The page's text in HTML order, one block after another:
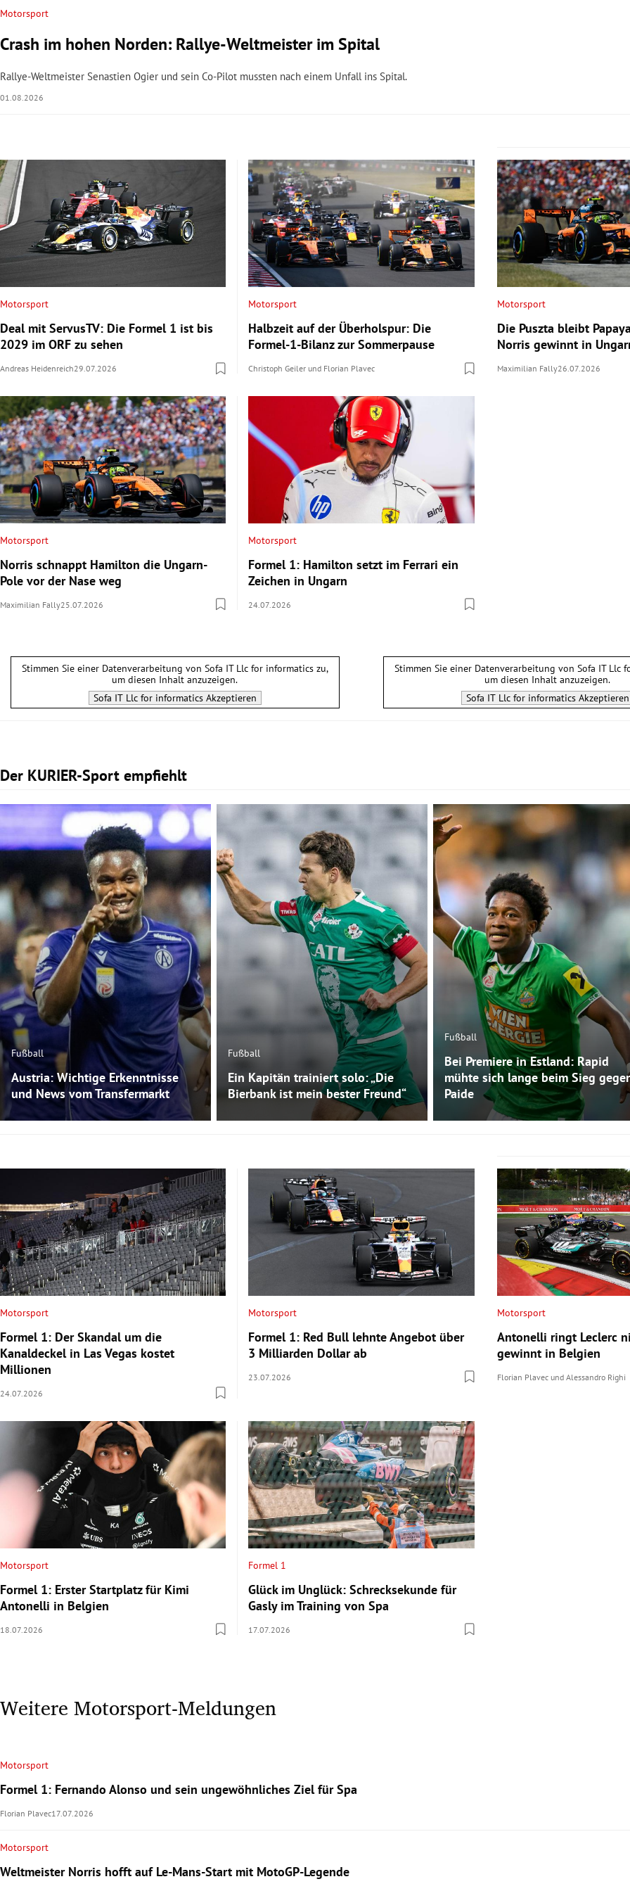
Motorsport
Crash im hohen Norden: Rallye-Weltmeister im Spital
Rallye-Weltmeister Senastien Ogier und sein Co-Pilot mussten nach einem Unfall ins Spital.
01.08.2026
Motorsport
Deal mit ServusTV: Die Formel 1 ist bis
2029 im ORF zu sehen
Andreas Heidenreich29.07.2026
Motorsport
Halbzeit auf der Überholspur: Die
Formel-1-Bilanz zur Sommerpause
Christoph Geiler und Florian Plavec
Motorsport
Die Puszta bleibt
Norris gewinnt in
Maximilian Fally26.07.2026
Motorsport
Norris schnappt Hamilton die Ungarn-
Pole vor der Nase weg
Maximilian Fally25.07.2026
Motorsport
Formel 1: Hamilton setzt im Ferrari ein
Zeichen in Ungarn
24.07.2026
Stimmen Sie einer Datenverarbeitung von Sofa IT Llc for informaticszu,
um diesen Inhalt anzuzeigen.
Sofa IT Llc for informaticsAkzeptieren
Stimmen Sie einer Datenverarbeitung von Sofa IT Llc
um diesen Inhalt anzuzeigen.
Sofa IT Llc for informaticsAkzeptieren
Der KURIER-Sport empfiehlt
Slide 1 von 2
Fußball
Austria: Wichtige Erkenntnisse
und News vom Transfermarkt
Fußball
Ein Kapitän trainiert solo: „Die
Bierbank ist mein bester Freund“
Fußball
Bei Premiere in Estland: Rapid
mühte sich lange beim Sieg
Paide
Motorsport
Formel 1: Der Skandal um die
Kanaldeckel in Las Vegas kostet
Millionen
24.07.2026
Motorsport
Formel 1: Red Bull lehnte Angebot über
3 Milliarden Dollar ab
23.07.2026
Motorsport
Antonelli ringt Leclerc
gewinnt in Belgien
Florian Plavecund Alessandro Righi
Motorsport
Formel 1: Erster Startplatz für Kimi
Antonelli in Belgien
18.07.2026
Formel 1
Glück im Unglück: Schrecksekunde für
Gasly im Training von Spa
17.07.2026
Weitere Motorsport-Meldungen
Motorsport
Formel 1: Fernando Alonso und sein ungewöhnliches Ziel für Spa
Florian Plavec17.07.2026
Motorsport
Weltmeister Norris hofft auf Le-Mans-Start mit MotoGP-Legende